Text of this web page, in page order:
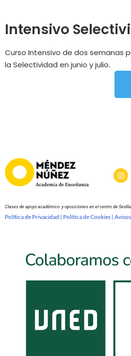
Intensivo
Curso Intensivo de dos semanas
la Selectividad en junio y julio.
Clases de apoyo académico y oposiciones en el centro de
Política de Privacidad | Política de Cookies |